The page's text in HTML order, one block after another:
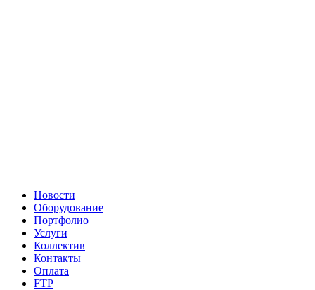
Новости
Оборудование
Портфолио
Услуги
Коллектив
Контакты
Оплата
FTP